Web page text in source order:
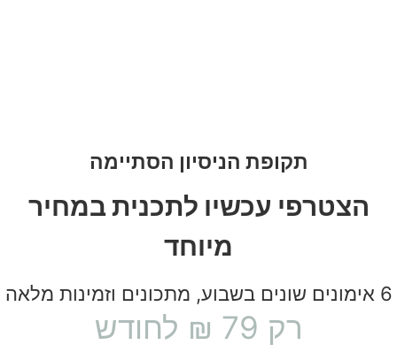
תקופת הניסיון הסתיימה
הצטרפי עכשיו לתכנית במחיר
מיוחד
6 אימונים שונים בשבוע, מתכונים וזמינות מלאה
רק 79 ₪ לחודש